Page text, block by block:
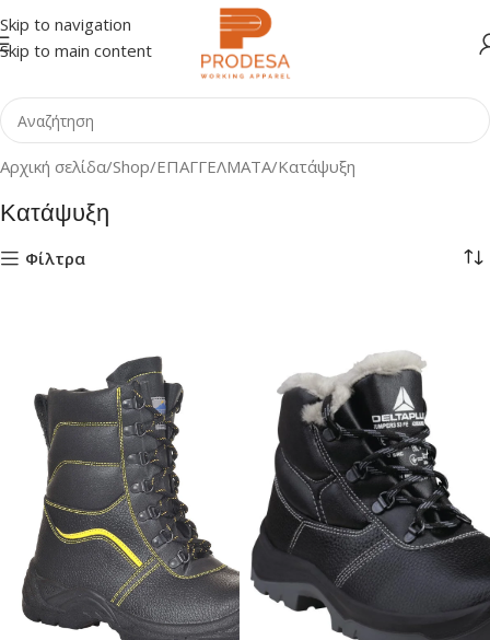
Skip to navigation
Skip to main content
Αρχική σελίδα Shop ΕΠΑΓΓΕΛΜΑΤΑ Κατάψυξη
Κατάψυξη
Φίλτρα